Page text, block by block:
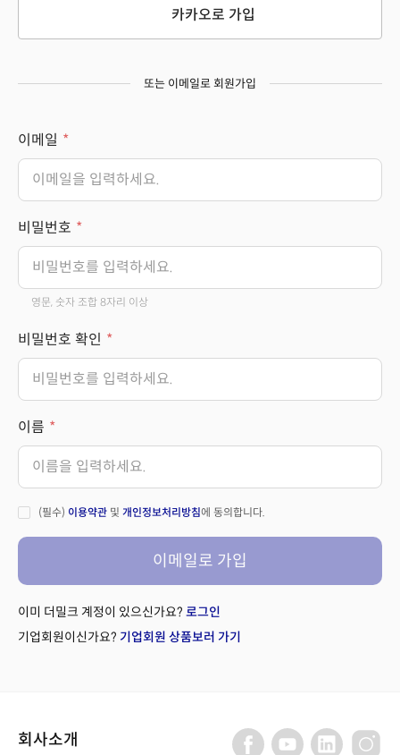
카카오로 가입
또는 이메일로 회원가입
이메일
비밀번호
영문, 숫자 조합 8자리 이상
비밀번호 확인
이름
(필수) 이용약관 및 개인정보처리방침에 동의합니다.
이메일로 가입
이미 더밀크 계정이 있으신가요? 로그인
기업회원이신가요? 기업회원 상품보러 가기
회사소개